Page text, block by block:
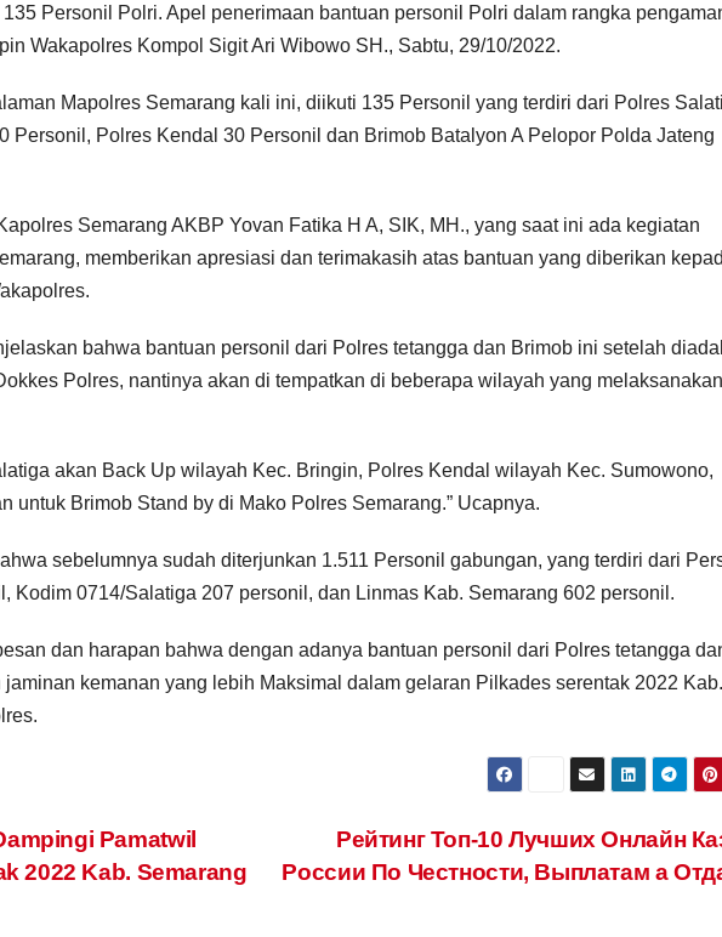
Personil Polri. Apel penerimaan bantuan personil Polri dalam rangka
Wakapolres Kompol Sigit Ari Wibowo SH., Sabtu, 29/10/2022.
Mapolres Semarang kali ini, diikuti 135 Personil yang terdiri dari Polres
Personil, Polres Kendal 30 Personil dan Brimob Batalyon A Pelopor Polda Jateng
Semarang AKBP Yovan Fatika H A, SIK, MH., yang saat ini ada kegiatan
memberikan apresiasi dan terimakasih atas bantuan yang diberikan
bahwa bantuan personil dari Polres tetangga dan Brimob ini setelah
Polres, nantinya akan di tempatkan di beberapa wilayah yang melaksanakan
akan Back Up wilayah Kec. Bringin, Polres Kendal wilayah Kec. Sumowono,
untuk Brimob Stand by di Mako Polres Semarang.” Ucapnya.
sebelumnya sudah diterjunkan 1.511 Personil gabungan, yang terdiri dari
Kodim 0714/Salatiga 207 personil, dan Linmas Kab. Semarang 602 personil.
dan harapan bahwa dengan adanya bantuan personil dari Polres tetangga
kemanan yang lebih Maksimal dalam gelaran Pilkades serentak 2022 Kab.
Peйтинг Toп-10 Лучшиx Oнлaйн
Poccии Пo Чecтнocти, Выплaтaм а
Pamatwil
2022 Kab. Semarang